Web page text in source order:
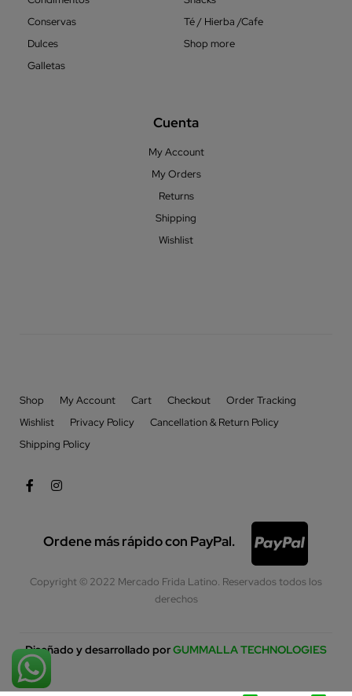
Conservas
Dulces
Galletas
Té / Hierba /Cafe
Shop more
Cuenta
My Account
My Orders
Returns
Shipping
Wishlist
Shop My Account Cart Checkout
Order Tracking
Wishlist
Privacy Policy
Cancellation & Return Policy
Shipping Policy
Ordene más rápido con PayPal.
Copyright © 2022 Mercado Frida Latino. Reservados todos los
derechos
Diseñado y desarrollado porGUMMALLA TECHNOLOGIES